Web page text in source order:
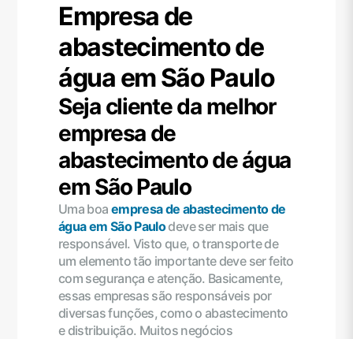
Empresa de
abastecimento de
água em São Paulo
Seja cliente da melhor
empresa de
abastecimento de água
em São Paulo
Uma boa empresa de abastecimento de
água em São Paulodeve ser mais que
responsável. Visto que, o transporte de
um elemento tão importante deve ser feito
com segurança e atenção. Basicamente,
essas empresas são responsáveis por
diversas funções, como o abastecimento
e distribuição. Muitos negócios